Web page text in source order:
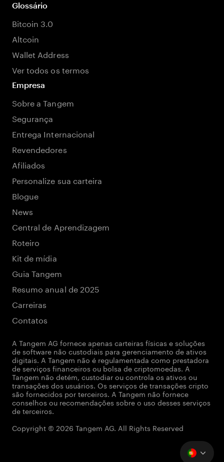
Glossário
Bitcoin 3.0
Altcoin
Wallet Address
Ver todos os termos
Empresa
Sobre a Tangem
Segurança
Entrega Internacional
Revendedores
Afiliados
Personalize sua carteira
Blogue
News
Central de Aprendizagem
Roteiro
Kit de mídia
Guia Tangem
Resumo anual de 2025
Carreiras
Contatos
A Tangem AG fornece apenas carteiras físicas e soluções
de software não custodiais para gerenciamento de ativos
digitais. A Tangem não é regulamentada como prestadora
de serviços financeiros ou bolsa de criptomoedas. A
Tangem não detém, custodiar ou controla os ativos ou
transações dos usuários. Os serviços de transações cripto
são fornecidos por terceiros. A Tangem não fornece
conselhos ou recomendações sobre o uso desses serviços
de terceiros.